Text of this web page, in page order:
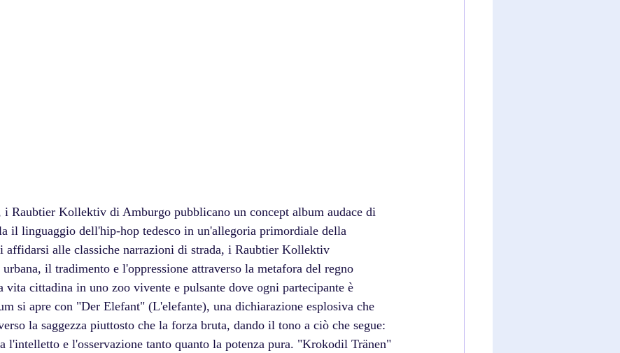
Raubtier Kollektiv di Amburgo pubblicano un concept album audace di
il linguaggio dell'hip-hop tedesco in un'allegoria primordiale della
affidarsi alle classiche narrazioni di strada, i Raubtier Kollektiv
il tradimento e l'oppressione attraverso la metafora del regno
vita cittadina in uno zoo vivente e pulsante dove ogni partecipante è
si apre con "Der Elefant" (L'elefante), una dichiarazione esplosiva che
la saggezza piuttosto che la forza bruta, dando il tono a ciò che segue:
l'intelletto e l'osservazione tanto quanto la potenza pura. "Krokodil Tränen"